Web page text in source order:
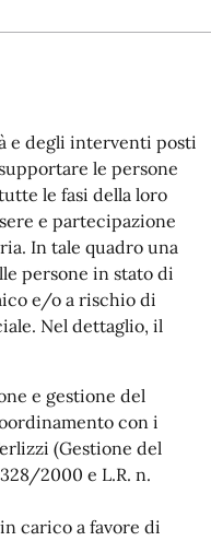
e degli interventi posti
le persone
le fasi della loro
e partecipazione
In tale quadro una
persone in stato di
e/o a rischio di
Nel dettaglio, il
e gestione del
con i
(Gestione del
2000 e L.R. n.
carico a favore di